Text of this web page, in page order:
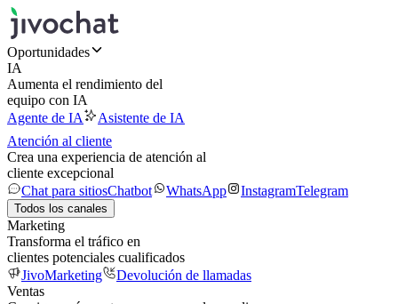
Oportunidades
IA
Aumenta el rendimiento del
equipo con IA
Agente de IA
Asistente de IA
Atención al cliente
Crea una experiencia de atención al
cliente excepcional
Chat para sitiosChatbot WhatsApp InstagramTelegram
Todos los canales
Marketing
Transforma el tráfico en
clientes potenciales cualificados
JivoMarketing
Devolución de llamadas
Ventas